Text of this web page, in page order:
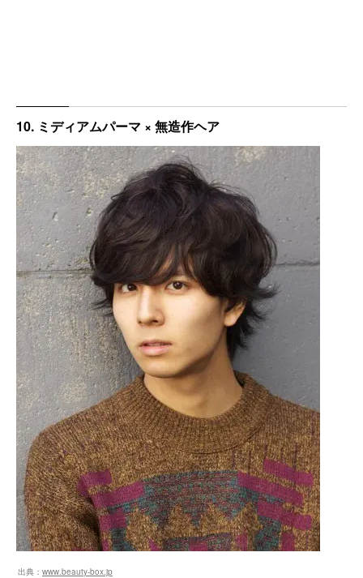
10. ミディアムパーマ × 無造作ヘア
出典： www.beauty-box.jp